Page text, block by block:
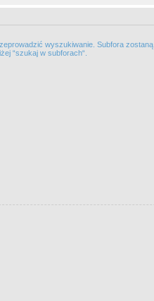
wyszukiwanie. Subfora
“szukaj w subforach“.